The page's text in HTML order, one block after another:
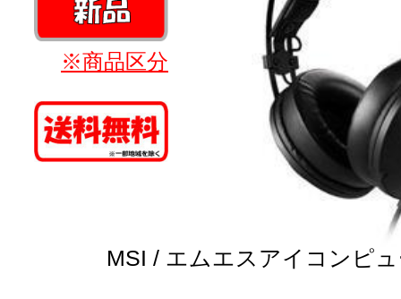
※商品区分
MSI / エムエスアイコンピ